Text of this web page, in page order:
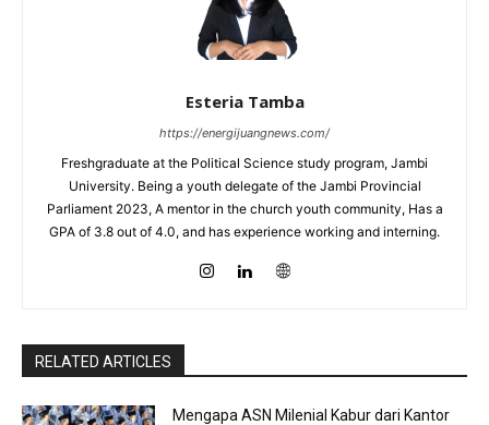
Esteria Tamba
https://energijuangnews.com/
Freshgraduate at the Political Science study program, Jambi
University. Being a youth delegate of the Jambi Provincial
Parliament 2023, A mentor in the church youth community, Has a
GPA of 3.8 out of 4.0, and has experience working and interning.
RELATED ARTICLES
Mengapa ASN Milenial Kabur dari Kantor